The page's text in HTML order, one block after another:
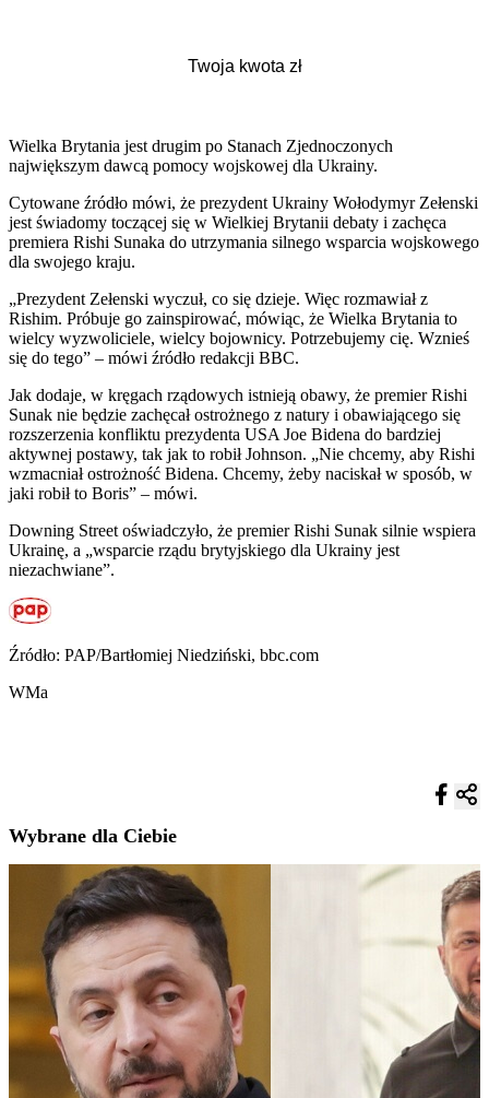
Wielka Brytania jest drugim po Stanach Zjednoczonych
największym dawcą pomocy wojskowej dla Ukrainy.
Cytowane źródło mówi, że prezydent Ukrainy Wołodymyr Zełenski
jest świadomy toczącej się w Wielkiej Brytanii debaty i zachęca
premiera Rishi Sunaka do utrzymania silnego wsparcia wojskowego
dla swojego kraju.
„Prezydent Zełenski wyczuł, co się dzieje. Więc rozmawiał z
Rishim. Próbuje go zainspirować, mówiąc, że Wielka Brytania to
wielcy wyzwoliciele, wielcy bojownicy. Potrzebujemy cię. Wznieś
się do tego” – mówi źródło redakcji BBC.
Jak dodaje, w kręgach rządowych istnieją obawy, że premier Rishi
Sunak nie będzie zachęcał ostrożnego z natury i obawiającego się
rozszerzenia konfliktu prezydenta USA Joe Bidena do bardziej
aktywnej postawy, tak jak to robił Johnson. „Nie chcemy, aby Rishi
wzmacniał ostrożność Bidena. Chcemy, żeby naciskał w sposób, w
jaki robił to Boris” – mówi.
Downing Street oświadczyło, że premier Rishi Sunak silnie wspiera
Ukrainę, a „wsparcie rządu brytyjskiego dla Ukrainy jest
niezachwiane”.
Źródło: PAP/Bartłomiej Niedziński, bbc.com
WMa
Wybrane dla Ciebie